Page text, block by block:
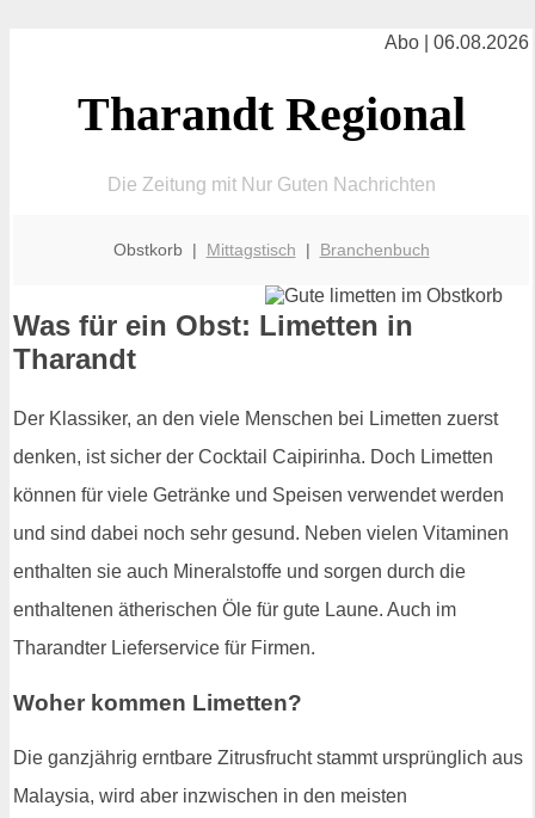
Abo | 06.08.2026
Tharandt Regional
Die Zeitung mit Nur Guten Nachrichten
Obstkorb | Mittagstisch | Branchenbuch
Was für ein Obst: Limetten in
Tharandt
Der Klassiker, an den viele Menschen bei Limetten zuerst
denken, ist sicher der Cocktail Caipirinha. Doch Limetten
können für viele Getränke und Speisen verwendet werden
und sind dabei noch sehr gesund. Neben vielen Vitaminen
enthalten sie auch Mineralstoffe und sorgen durch die
enthaltenen ätherischen Öle für gute Laune. Auch im
Tharandter Lieferservice für Firmen.
Woher kommen Limetten?
Die ganzjährig erntbare Zitrusfrucht stammt ursprünglich aus
Malaysia, wird aber inzwischen in den meisten